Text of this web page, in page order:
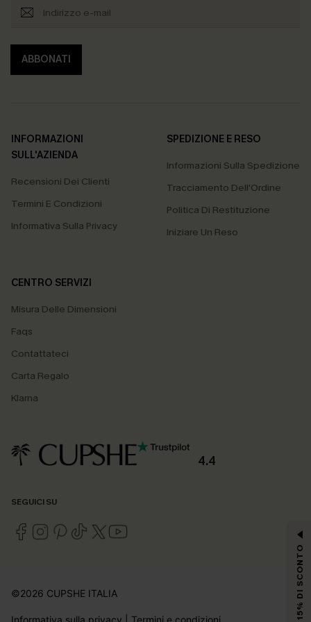
ABBONATI
INFORMAZIONI
SULL'AZIENDA
Recensioni Dei Clienti
Termini E Condizioni
Informativa Sulla Privacy
SPEDIZIONE E RESO
Informazioni Sulla Spedizione
Tracciamento Dell'Ordine
Politica Di Restituzione
Iniziare Un Reso
CENTRO SERVIZI
Misura Delle Dimensioni
Faqs
Contattateci
Carta Regalo
Klarna
4.4
SEGUICI SU
©2026 CUPSHE ITALIA 15% DI SCONTO